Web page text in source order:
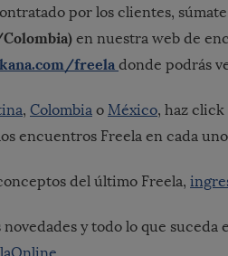
por los clientes,
en nuestra web de
freela donde podrás
, Colombia o México, haz
encuentros Freela en cada
del último Freela,
novedades y todo lo que suceda